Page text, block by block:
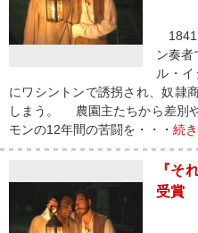
1841
ン奏者
ル・
にワシントンで誘拐され、奴隷
しまう。 農園主たちから差別
モンの12年間の苦闘を・・・ 続
『そ
受賞